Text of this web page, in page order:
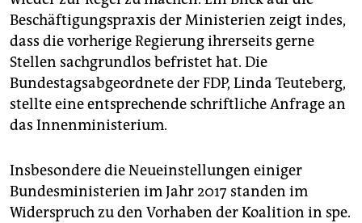
epaper login
Beschäftigungspraxis der Ministerien zeigt indes,
dass die vorherige Regierung ihrerseits gerne
Stellen sachgrundlos befristet hat. Die
Bundestagsabgeordnete der FDP, Linda Teuteberg,
stellte eine entsprechende schriftliche Anfrage an
das Innenministerium.
Insbesondere die Neueinstellungen einiger
Bundesministerien im Jahr 2017 standen im
Widerspruch zu den Vorhaben der Koalition in spe.